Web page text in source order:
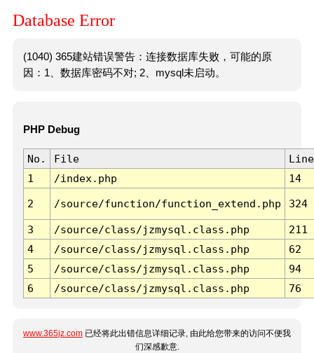
Database Error
(1040) 365建站错误警告：连接数据库失败，可能的原
因：1、数据库密码不对; 2、mysql未启动。
PHP Debug
No. File
Line
1
/index.php 14
2 /source/function/function_extend.php 324
3 /source/class/jzmysql.class.php
211
4
/source/class/jzmysql.class.php
62
5
/source/class/jzmysql.class.php
94
6
/source/class/jzmysql.class.php 76
www.365jz.com 已经将此出错信息详细记录, 由此给您带来的访问不便我
们深感歉意.